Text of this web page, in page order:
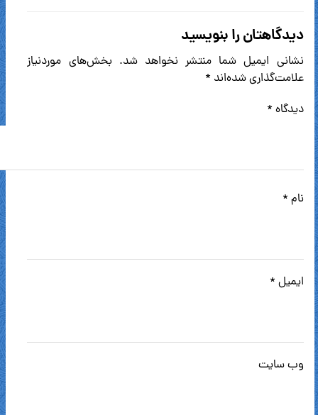
دیدگاهتان را بنویسید
نشانی ایمیل شما منتشر نخواهد شد. بخش‌های موردنیاز
علامت‌گذاری شده‌اند *
دیدگاه *
نام *
ایمیل *
وب‌ سایت